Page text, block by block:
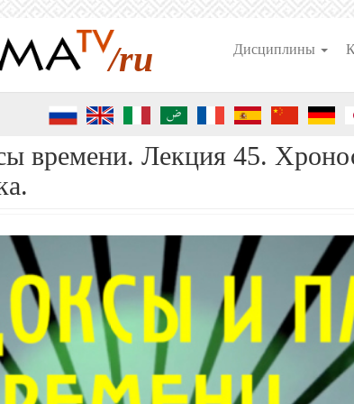
/ru Дисциплины
времени. Лекция 45.